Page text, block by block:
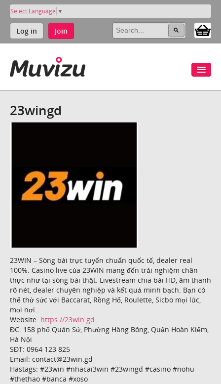
Select Language ▼
Log in Join
23wingd
23WIN – Sòng bài trực tuyến chuẩn quốc tế, dealer real
100%. Casino live của 23WIN mang đến trải nghiệm chân
thực như tại sòng bài thật. Livestream chia bài HD, âm thanh
rõ nét, dealer chuyên nghiệp và kết quả minh bạch. Bạn có
thể thử sức với Baccarat, Rồng Hổ, Roulette, Sicbo mọi lúc,
mọi nơi.
Website: https://23win.gd
ĐC: 158 phố Quán Sứ, Phường Hàng Bông, Quận Hoàn Kiếm,
Hà Nội
SĐT: 0964 123 825
Email: contact@23win.gd
Hastags: #23win #nhacai3win #23wingd #casino #nohu
#thethao #banca #xoso